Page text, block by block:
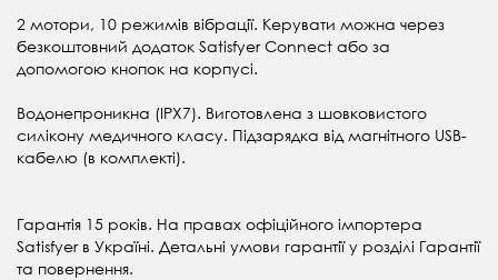
2 мотори, 10 режимів вібрації. Керувати можна через
безкоштовний додаток Satisfyer Connect або за
допомогою кнопок на корпусі.
Водонепроникна (IPX7). Виготовлена з шовковистого
силікону медичного класу. Підзарядка від магнітного USB-
кабелю (в комплекті).
Гарантія 15 років. На правах офіційного імпортера
Satisfyer в Україні. Детальні умови гарантії у розділі Гарантії
та повернення.